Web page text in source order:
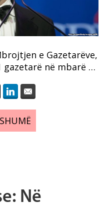
e Gazetarëve,
gazetarë në mbarë …
Në